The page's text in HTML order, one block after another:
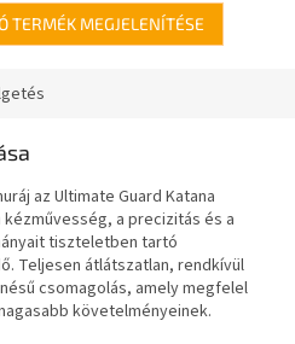
TERMÉK MEGJELENÍTÉSE
az Ultimate Guard Katana
a precizitás és a
tiszteletben tartó
Teljesen átlátszatlan, rendkívül
csomagolás, amely megfelel
követelményeinek.